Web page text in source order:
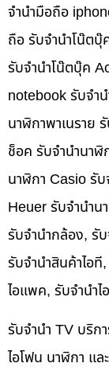
จำนำมือถือ
ถือ รับจำนำโน๊ต
รับจำนำโน๊ตบุ๊ค
notebook รับจำ
นาฬิกาพาเนราย
ช็อค รับจำนำนาฬิ
นาฬิกา Casio รับ
Heuer รับจำนำน
รับจำนำกล้อง, รั
รับจำนำสินค้าไอ
ไอแพค, รับจำนำไ
รับจำนำ TV บริก
ไอโฟน นาฬิกา แ